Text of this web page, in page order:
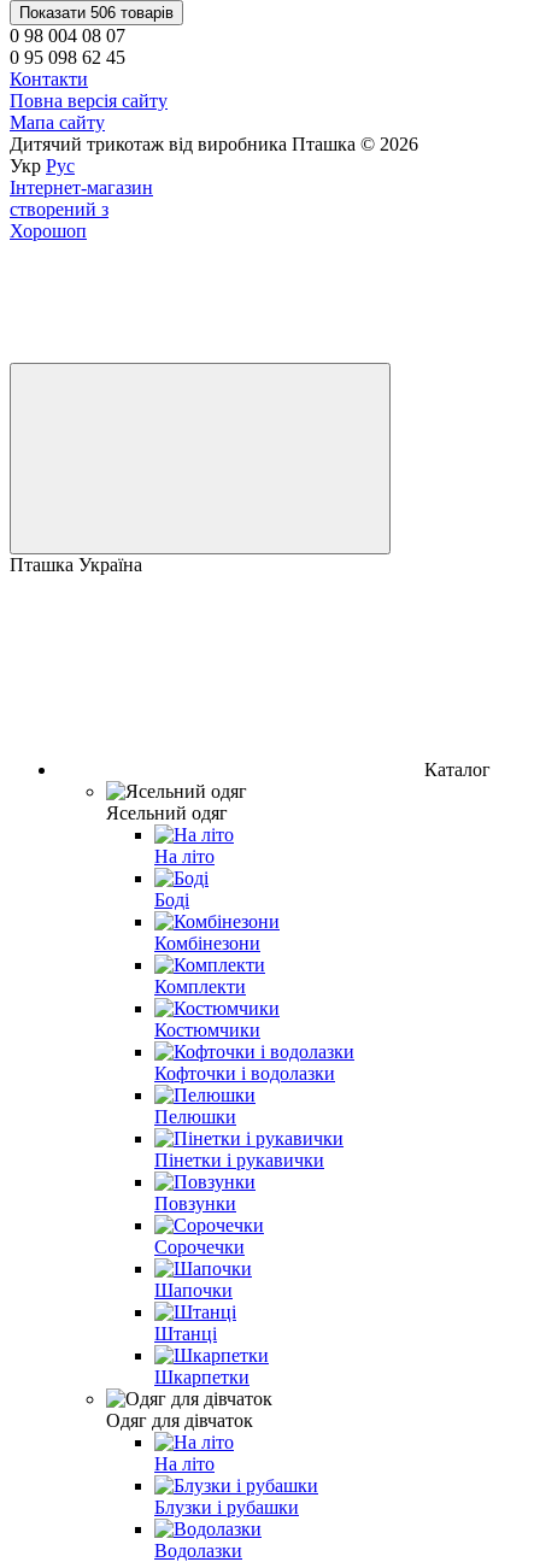
Показати 506 товарів
0 98 004 08 07
0 95 098 62 45
Контакти
Повна версія сайту
Мапа сайту
Дитячий трикотаж від виробника Пташка © 2026
Укр Рус
Інтернет-магазин
створений з
Хорошоп
Пташка Україна
Каталог
Ясельний одяг
На літо
Боді
Комбінезони
Комплекти
Костюмчики
Кофточки і водолазки
Пелюшки
Пінетки і рукавички
Повзунки
Сорочечки
Шапочки
Штанці
Шкарпетки
Одяг для дівчаток
На літо
Блузки і рубашки
Водолазки